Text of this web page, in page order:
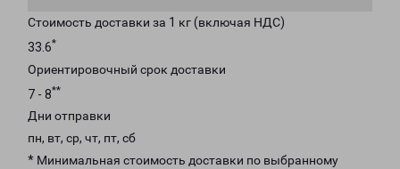
Стоимость доставки за 1 кг (включая НДС)
33.6*
Ориентировочный срок доставки
7 - 8**
Дни отправки
пн, вт, ср, чт, пт, сб
* Минимальная стоимость доставки по выбранному